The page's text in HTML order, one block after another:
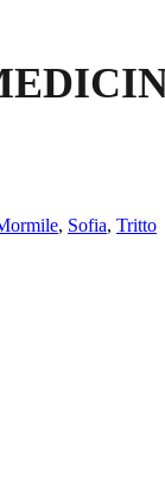
, Sofia, Tritto